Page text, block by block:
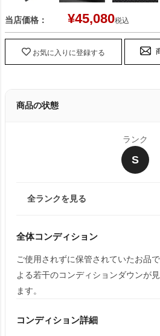
当店価格： ¥45,080税込
お気に入りに登録する
商品の状態
ランク
S
全ランクを見る
全体コンディション
ご使用されずに保管されていたお品
よる若干のコンディションダウンが
ます。
コンディション詳細